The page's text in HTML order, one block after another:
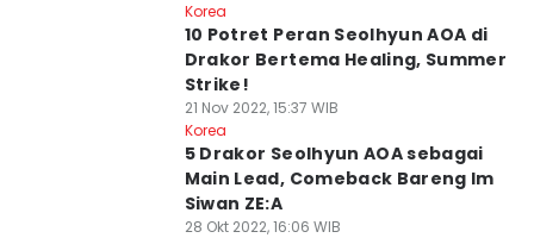
Korea
10 Potret Peran Seolhyun AOA di
Drakor Bertema Healing, Summer
Strike!
21 Nov 2022, 15:37 WIB
Korea
5 Drakor Seolhyun AOA sebagai
Main Lead, Comeback Bareng Im
Siwan ZE:A
28 Okt 2022, 16:06 WIB